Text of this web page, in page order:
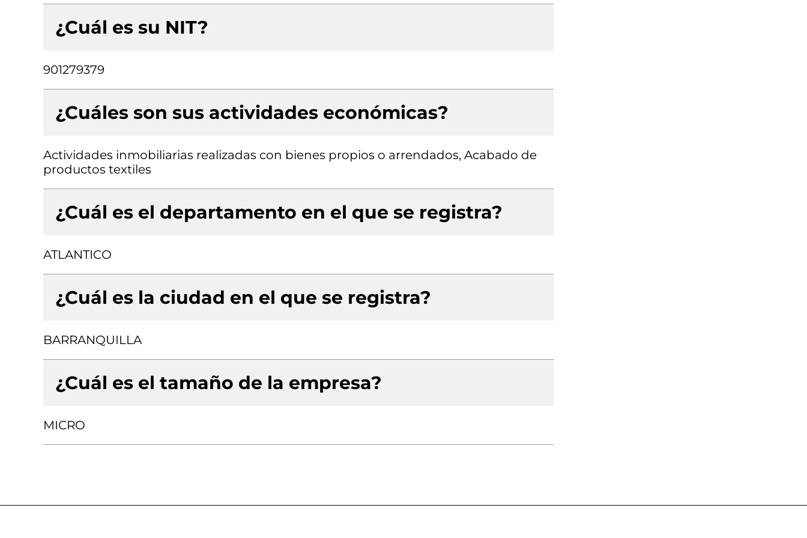
¿Cuál es su NIT?
901279379
¿Cuáles son sus actividades económicas?
Actividades inmobiliarias realizadas con bienes propios o arrendados, Acabado de
productos textiles
¿Cuál es el departamento en el que se registra?
ATLANTICO
¿Cuál es la ciudad en el que se registra?
BARRANQUILLA
¿Cuál es el tamaño de la empresa?
MICRO